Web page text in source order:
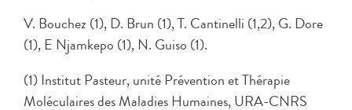
V. Bouchez (1), D. Brun (1), T. Cantinelli (1,2), G. Dore
(1), E Njamkepo (1), N. Guiso (1).
(1) Institut Pasteur, unité Prévention et Thérapie
Moléculaires des Maladies Humaines, URA-CNRS